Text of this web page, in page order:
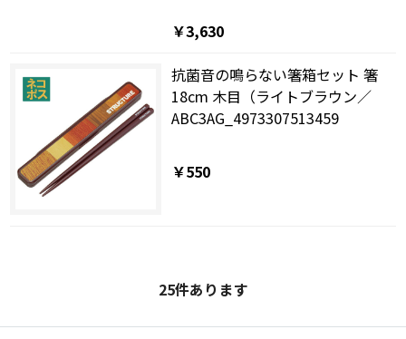
￥3,630
抗菌音の鳴らない箸箱セット 箸
18cm 木目（ライトブラウン／
ABC3AG_4973307513459
￥550
25件あります